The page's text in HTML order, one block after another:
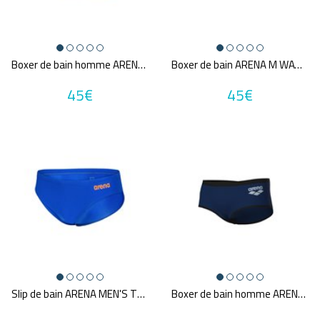
Boxer de bain homme ARENA M FIREFLOW SWIM LOW WAIST SHORT
45€
Boxer de bain ARENA M WATER MAZE SWIM LOW WAIST SHORT
45€
Slip de bain ARENA MEN'S TEAM SWIM BRIEFS SOLID Boxer de bain homme ARENA MEN'S ARENA ONE LOW WAIST SHORT BIG LOGO